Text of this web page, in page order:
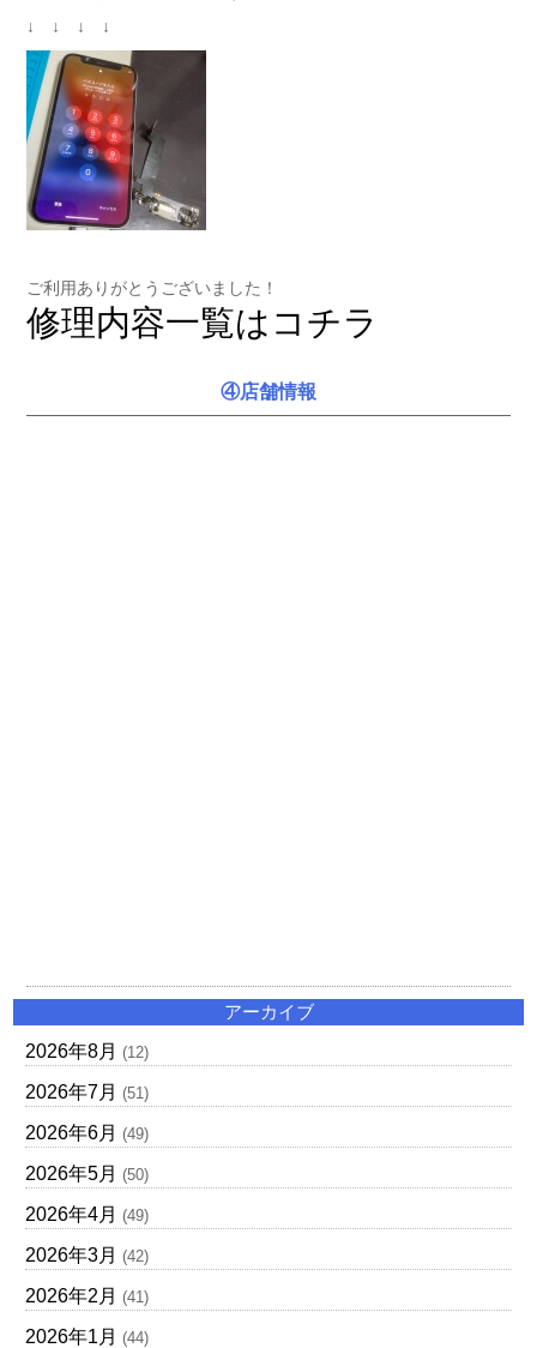
↓ ↓ ↓ ↓
ご利用ありがとうございました！
修理内容一覧はコチラ
④店舗情報
アーカイブ
2026年8月 (12)
2026年7月 (51)
2026年6月 (49)
2026年5月 (50)
2026年4月 (49)
2026年3月 (42)
2026年2月 (41)
2026年1月 (44)